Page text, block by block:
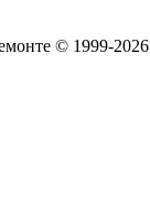
© 1999-2026